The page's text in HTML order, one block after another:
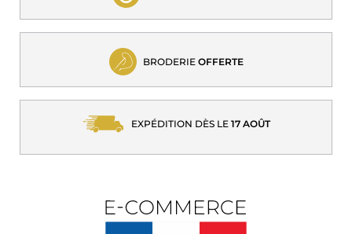
BRODERIE OFFERTE
EXPÉDITION DÈS LE 17 AOÛT